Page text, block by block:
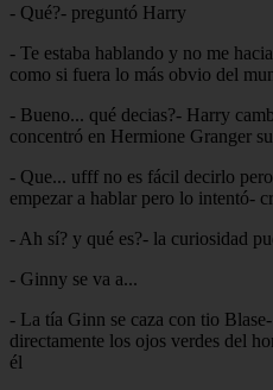
- Qué?- preguntó Harry
- Te estaba hablando y no me
como si fuera lo más obvio del
- Bueno... qué decias?- Harry
concentró en Hermione Granger
- Que... ufff no es fácil decirlo
empezar a hablar pero lo intentó-
- Ah sí? y qué es?- la curiosidad
- Ginny se va a...
- La tía Ginn se caza con tio
directamente los ojos verdes del
él